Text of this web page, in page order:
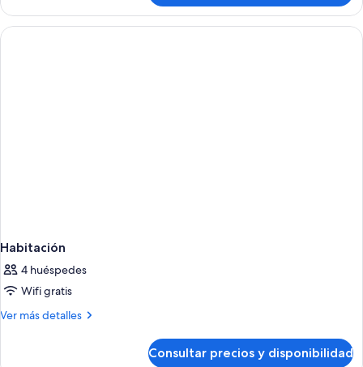
Habitación
4 huéspedes
Wifi gratis
Ver más detalles
Más
Consultar precios y disponibilidad